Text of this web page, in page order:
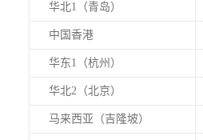
华北1（青岛）
中国香港
华东1（杭州）
华北2（北京）
马来西亚（吉隆坡）